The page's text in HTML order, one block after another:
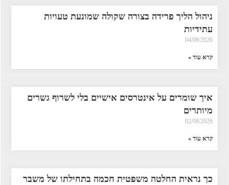
ניהול הליך פרידה בצורה שקולה שמונעת טעויות
עתידיות
04/08/2026
קרא עוד »
איך שומרים על אינטרסים אישיים בלי לשרוף גשרים
מיותרים
02/08/2026
קרא עוד »
כך נראית החלטה משפטית חכמה בתחילתו של משבר